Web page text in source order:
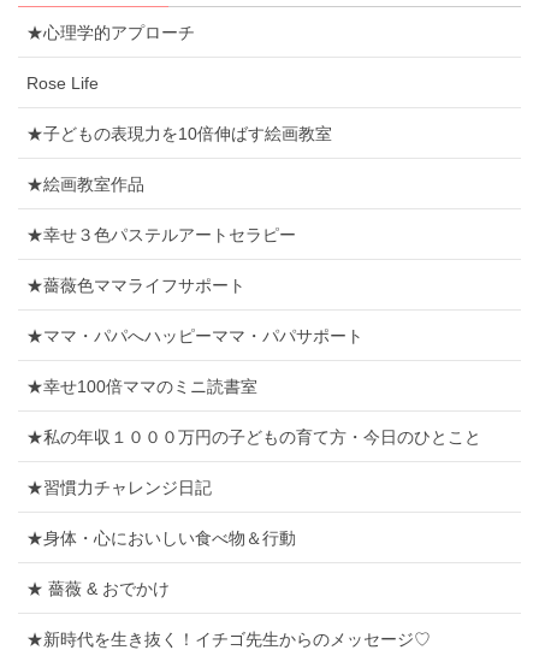
★心理学的アプローチ
Rose Life
★子どもの表現力を10倍伸ばす絵画教室
★絵画教室作品
★幸せ３色パステルアートセラピー
★薔薇色ママライフサポート
★ママ・パパへハッピーママ・パパサポート
★幸せ100倍ママのミニ読書室
★私の年収１０００万円の子どもの育て方・今日のひとこと
★習慣力チャレンジ日記
★身体・心においしい食べ物＆行動
★ 薔薇 & おでかけ
★新時代を生き抜く！イチゴ先生からのメッセージ♡